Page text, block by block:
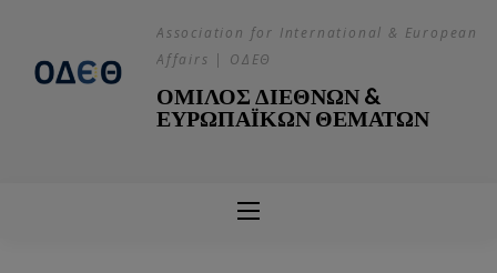
Association for International & European
Affairs | ΟΔΕΘ
ΟΜΙΛΟΣ ΔΙΕΘΝΩΝ &
ΕΥΡΩΠΑΪΚΩΝ ΘΕΜΑΤΩΝ